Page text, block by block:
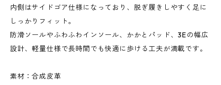
内側はサイドゴア仕様になっており、脱ぎ履きしやすく足に
しっかりフィット。
防滑ソールやふわふわインソール、かかとパッド、3Eの幅広
設計、軽量仕様で長時間でも快適に歩ける工夫が満載です。
素材：合成皮革